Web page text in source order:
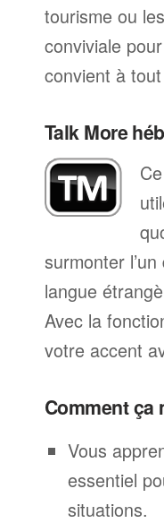
tourisme ou
conviviale
convient à
Talk More
surmonter
langue
Avec la
votre accent
Comment ça
Vous
essentiel
situations.